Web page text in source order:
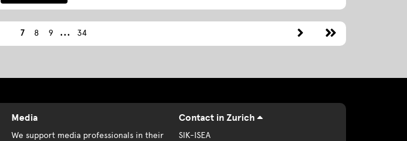
7 8 9 ... 34
Media
We support media professionals in their
Contact in Zurich
SIK-ISEA